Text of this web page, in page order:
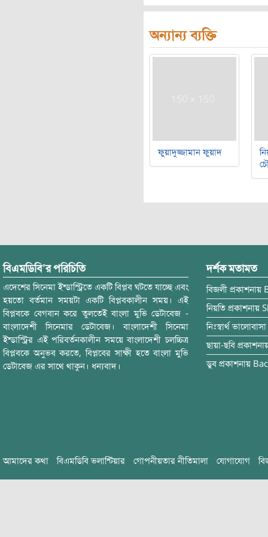
অন্যান্য ব্যক্তি
ফুয়াদুজ্জামান ফুয়াদ
বিএমডিবি’র পরিচিতি
এদেশের সিনেমা ইন্ডাস্ট্রিতে একটি বিপ্লব ঘটতে যাচ্ছে এবং
হয়তো বর্তমান সময়টা একটি বিপ্লবকালীন সময়। এই
বিপ্লবকে বেগবান করে তুলতেই বাংলা মুভি ডেটাবেজ -
বাংলাদেশী সিনেমার ডেটাবেজ। বাংলাদেশী সিনেমা
ইন্ডাস্ট্রির এই পরিবর্তনকালীন সময়ে বাংলাদেশী চলচ্চিত্র
বিপ্লবকে অনুভব করতে, বিপ্লবের সাক্ষী হতে বাংলা মুভি
ডেটাবেজ এর সাথে থাকুন। ধন্যবাদ।
দর্শক মতামত
বিজলী প্রকাশনায়
নিয়তি প্রকাশনায়
নিঃস্বার্থ ভালোবাসা
ছায়া-ছবি
ডুব প্রকাশনায়
আমাদের কথা বিএমডিবি ভলান্টিয়ার গোপনীয়তার নীতিমালা যোগাযোগ